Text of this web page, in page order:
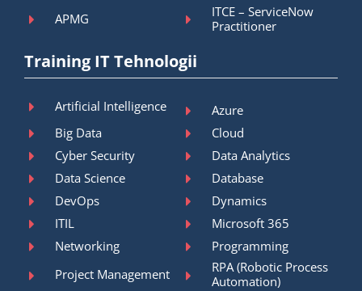
APMG
ITCE – ServiceNow
Practitioner
Training IT Tehnologii
Artificial Intelligence
Azure
Big Data
Cloud
Cyber Security
Data Analytics
Data Science
Database
DevOps
Dynamics
ITIL
Microsoft 365
Networking
Programming
Project Management
RPA (Robotic Process
Automation)